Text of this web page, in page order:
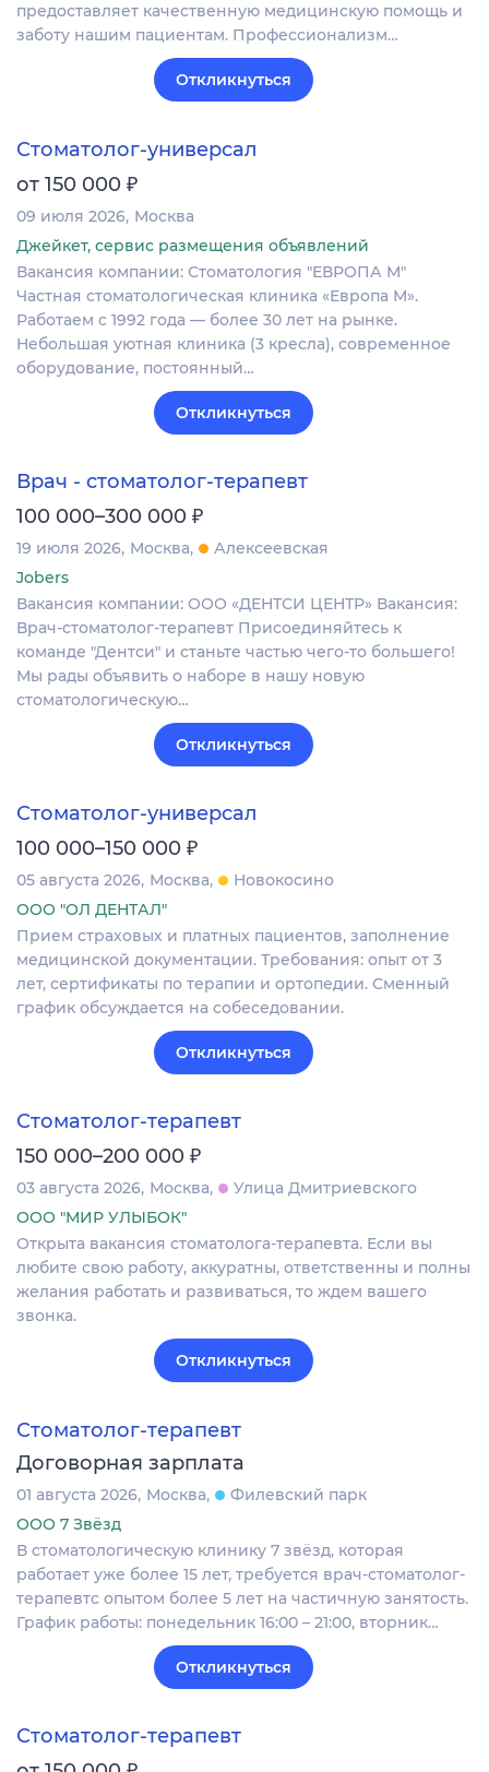
предоставляет качественную медицинскую помощь и
заботу нашим пациентам. Профессионализм…
Откликнуться
Стоматолог-универсал
от 150 000 ₽
09 июля 2026 Москва
Джейкет, сервис размещения объявлений
Вакансия компании: Стоматология "ЕВРОПА М"
Частная стоматологическая клиника «Европа М».
Работаем с 1992 года — более 30 лет на рынке.
Небольшая уютная клиника (3 кресла), современное
оборудование, постоянный…
Откликнуться
Врач - стоматолог-терапевт
100 000–300 000 ₽
19 июля 2026 Москва
Алексеевская
Jobers
Вакансия компании: ООО «ДЕНТСИ ЦЕНТР» Вакансия:
Врач-стоматолог-терапевт Присоединяйтесь к
команде "Дентси" и станьте частью чего-то большего!
Мы рады объявить о наборе в нашу новую
стоматологическую…
Откликнуться
Стоматолог-универсал
100 000–150 000 ₽
05 августа 2026 Москва
Новокосино
ООО "ОЛ ДЕНТАЛ"
Прием страховых и платных пациентов, заполнение
медицинской документации. Требования: опыт от 3
лет, сертификаты по терапии и ортопедии. Сменный
график обсуждается на собеседовании.
Откликнуться
Стоматолог-терапевт
150 000–200 000 ₽
03 августа 2026 Москва
Улица Дмитриевского
ООО "МИР УЛЫБОК"
Открыта вакансия стоматолога-терапевта. Если вы
любите свою работу, аккуратны, ответственны и полны
желания работать и развиваться, то ждем вашего
звонка.
Откликнуться
Стоматолог-терапевт
Договорная зарплата
01 августа 2026 Москва
Филевский парк
ООО 7 Звёзд
В стоматологическую клинику 7 звёзд, которая
работает уже более 15 лет, требуется врач-стоматолог-
терапевтс опытом более 5 лет на частичную занятость.
График работы: понедельник 16:00 – 21:00, вторник…
Откликнуться
Стоматолог-терапевт